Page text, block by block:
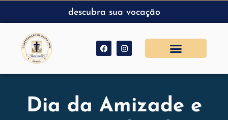
descubra sua vocação
Dia da Amizade e